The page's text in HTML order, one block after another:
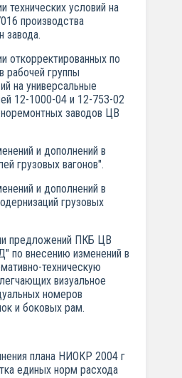
технических условий на
производства
завода.
откорректированных по
рабочей группы
на универсальные
12-1000-04 и 12-753-02
заводов ЦВ
и дополнений в
грузовых вагонов".
и дополнений в
грузовых
предложений ПКБ ЦВ
по внесению изменений в
техническую
визуальное
номеров
и боковых рам.
плана НИОКР 2004 г
единых норм расхода